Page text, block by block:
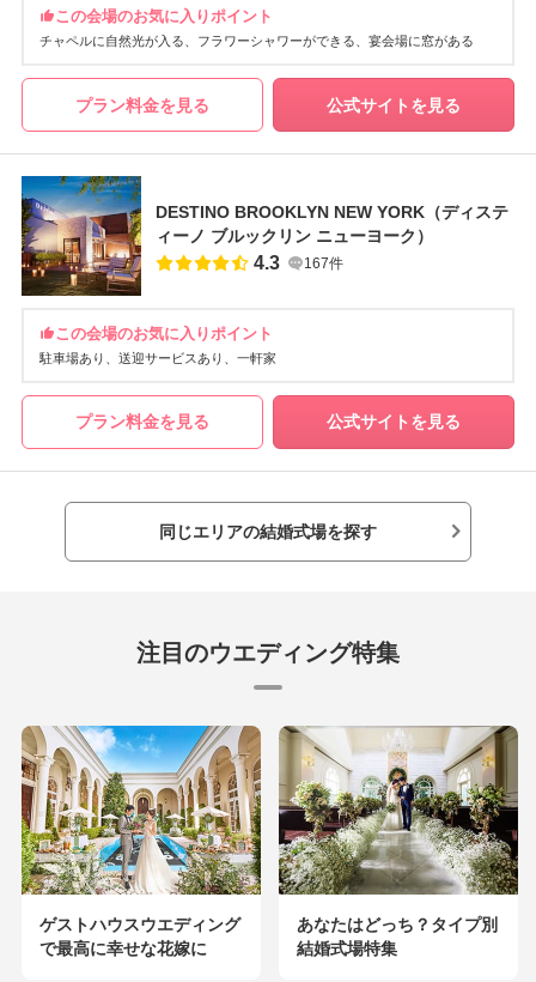
この会場のお気に入りポイント
チャペルに自然光が入る フラワーシャワーができる 宴会場に窓がある
プラン料金を見る 公式サイトを見る
DESTINO BROOKLYN NEW YORK（ディステ
ィーノ ブルックリン ニューヨーク）
4.3 167件
この会場のお気に入りポイント
駐車場あり 送迎サービスあり 一軒家
プラン料金を見る 公式サイトを見る
同じエリアの結婚式場を探す
注目のウエディング特集
ゲストハウスウエディング
で最高に幸せな花嫁に
あなたはどっち？タイプ別
結婚式場特集